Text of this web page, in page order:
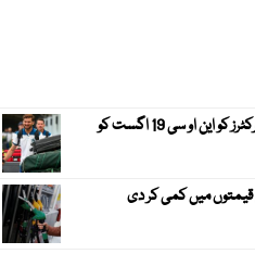
کیریبین پریمیئر لیگ ، قومی کرکٹرز کو این او سی 19 اگست کو
قیمتوں میں کمی کر دی